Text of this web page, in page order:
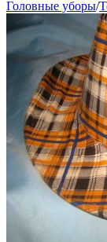
Головные уборы/